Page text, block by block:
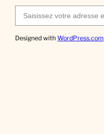
Saisissez votre adresse e-mail…
Designed withWordPress.com